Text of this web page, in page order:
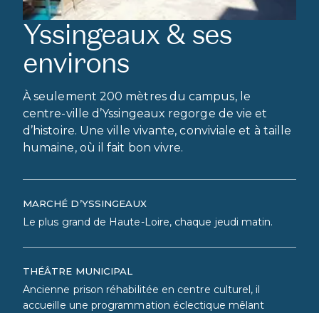
Yssingeaux & ses
environs
À seulement 200 mètres du campus, le
centre-ville d’Yssingeaux regorge de vie et
d’histoire. Une ville vivante, conviviale et à taille
humaine, où il fait bon vivre.
MARCHÉ D’YSSINGEAUX
Le plus grand de Haute-Loire, chaque jeudi matin.
THÉÂTRE MUNICIPAL
Ancienne prison réhabilitée en centre culturel, il
accueille une programmation éclectique mêlant